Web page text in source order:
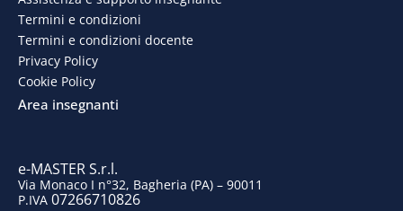
o
k
d
Termini e condizioni
Termini e condizioni docente
Privacy Policy
Cookie Policy
Area insegnanti
e-MASTER S.r.l.
Via Monaco I n°32, Bagheria (PA) – 90011
P.IVA 07266710826